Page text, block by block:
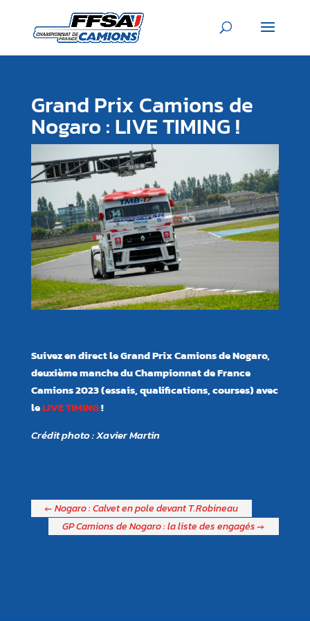
Grand Prix Camions de
Nogaro : LIVE TIMING !
Suivez en direct le Grand Prix Camions de Nogaro,
deuxième manche du Championnat de France
Camions 2023 (essais, qualifications, courses) avec
leLIVE TIMING!
Crédit photo : Xavier Martin
←Nogaro : Calvet en pole devant T.Robineau
GP Camions de Nogaro : la liste des engagés→